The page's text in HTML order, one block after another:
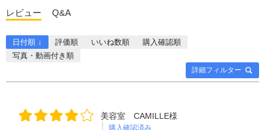
レビュー Q&A
詳細フィルター
日付順 ↓ 評価順 いいね数順
購入確認順
写真・動画付き順
美容室 CAMILLE様
購入確認済み